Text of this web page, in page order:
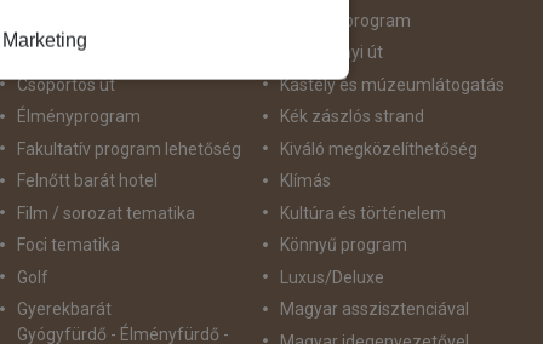
Csillagtúra
Csoportos út
Élményprogram
Fakultatív program lehetőség
Felnőtt barát hotel
Film / sorozat tematika
Foci tematika
Golf
Gyerekbarát
Gyógyfürdő - Élményfürdő -
Intenzív program
Karácsonyi út
Kastély és múzeumlátogatás
Kék zászlós strand
Kiváló megközelíthetőség
Klímás
Kultúra és történelem
Könnyű program
Luxus/Deluxe
Magyar asszisztenciával
Marketing